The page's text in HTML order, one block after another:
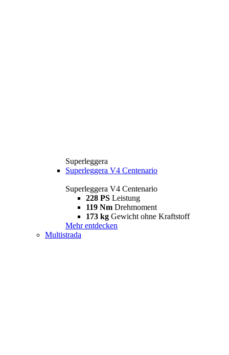
Superleggera
Superleggera V4 Centenario
Superleggera V4 Centenario
228 PS Leistung
119 Nm Drehmoment
173 kg Gewicht ohne Kraftstoff
Mehr entdecken
Multistrada